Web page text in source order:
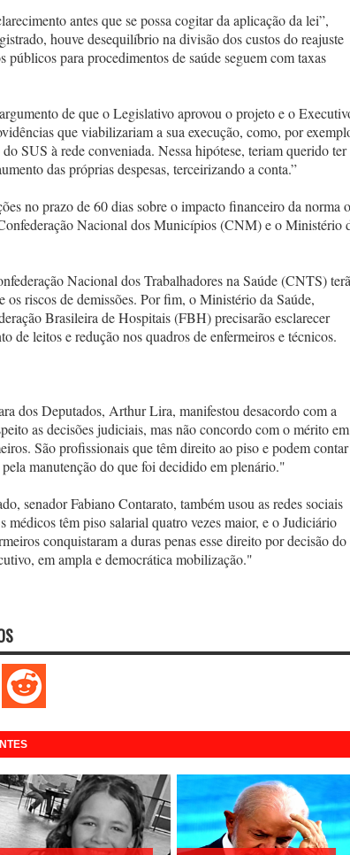
antes que se possa cogitar da aplicação da lei”,
houve desequilíbrio na divisão dos custos do reajuste
públicos para procedimentos de saúde seguem com taxas
de que o Legislativo aprovou o projeto e o
que viabilizariam a sua execução, como, por
SUS à rede conveniada. Nessa hipótese, teriam querido ter
das próprias despesas, terceirizando a conta.”
no prazo de 60 dias sobre o impacto financeiro da norma
Nacional dos Municípios (CNM) e o Ministério
Nacional dos Trabalhadores na Saúde (CNTS)
os riscos de demissões. Por fim, o Ministério da Saúde,
Brasileira de Hospitais (FBH) precisarão esclarecer
de leitos e redução nos quadros de enfermeiros e técnicos.
dos Deputados, Arthur Lira, manifestou desacordo com a
as decisões judiciais, mas não concordo com o mérito em
São profissionais que têm direito ao piso e podem contar
manutenção do que foi decidido em plenário."
senador Fabiano Contarato, também usou as redes sociais
médicos têm piso salarial quatro vezes maior, e o Judiciário
conquistaram a duras penas esse direito por decisão do
em ampla e democrática mobilização."